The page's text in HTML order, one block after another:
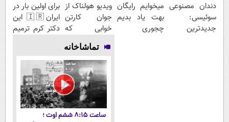
دندان مصنوعی
سوئیسی:
جدیدترین
میخوایم رایگان
بهت یاد بدیم
چجوری
ویدیو هولناک از
جوان کارتن
خوابی که
میلیاردر شد.
آموزش رایگان
برای اولین بار در
ایران🇮🇷 این
دکتر کرم ترمیم
تماشاخانه
ساعت ۸:۱۵ ششم اوت ؛